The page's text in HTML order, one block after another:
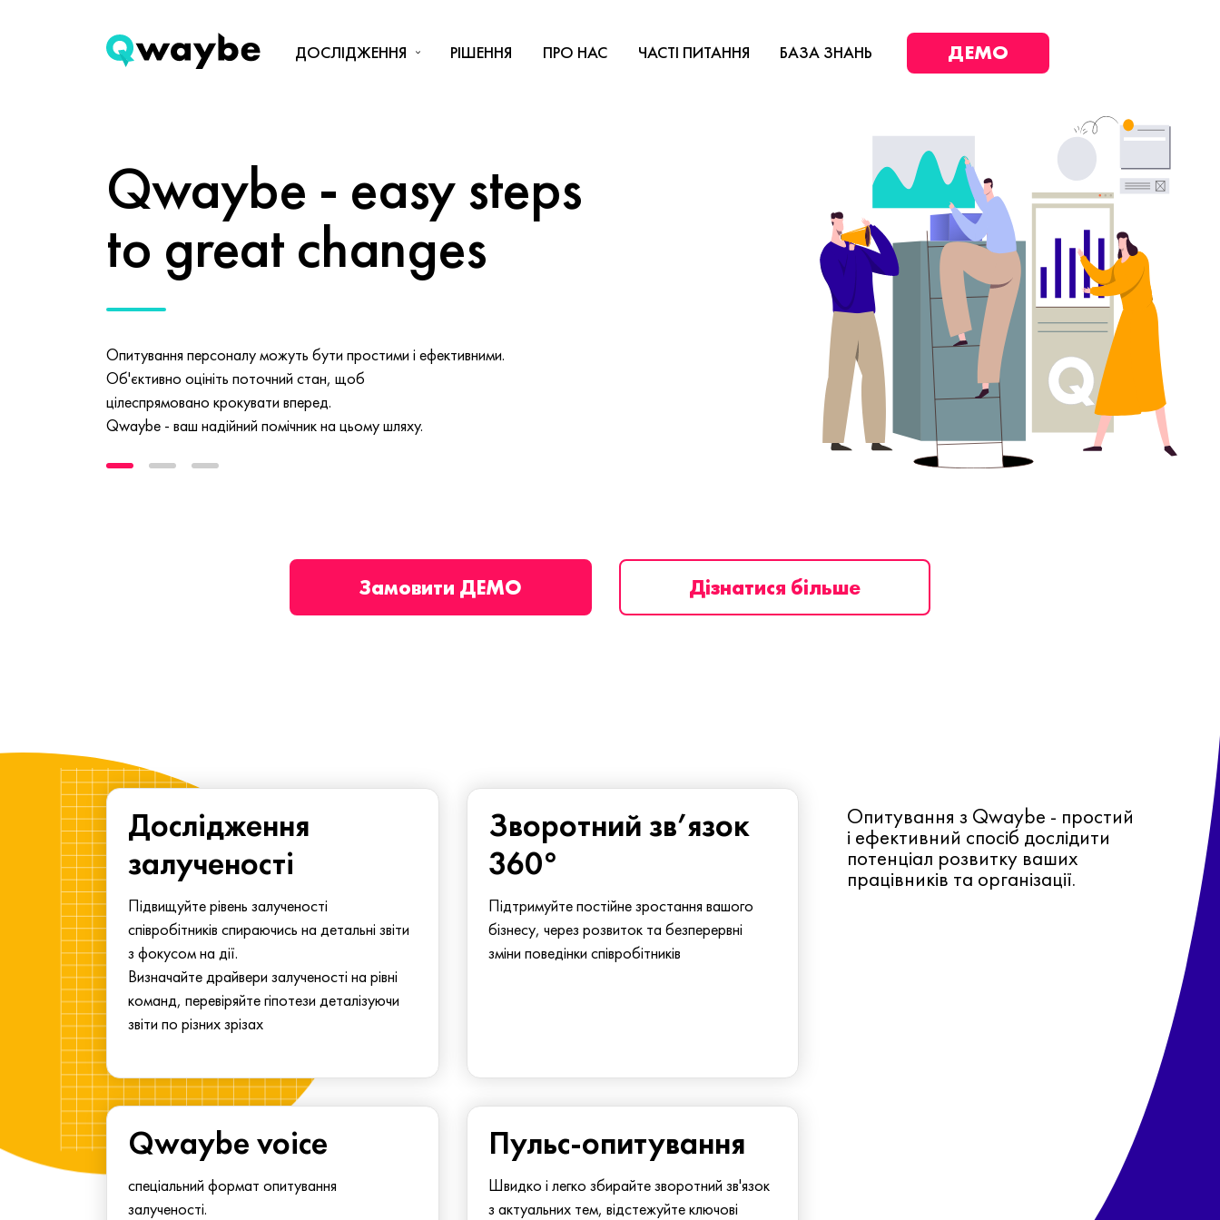
ДОСЛІДЖЕННЯ РІШЕННЯ ПРО НАС ЧАСТІ ПИТАННЯ БАЗА ЗНАНЬ ДЕМО
Qwaybe - easy steps
to great changes
Опитування персоналу можуть бути простими і ефективними.
Об'єктивно оцініть поточний стан, щоб
цілеспрямовано крокувати вперед.
Qwaybe - ваш надійний помічник на цьому шляху.
Замовити ДЕМО Дізнатися більше
Дослідження
залученості
Підвищуйте рівень залученості
співробітників спираючись на детальні звіти
з фокусом на дії.
Визначайте драйвери залученості на рівні
команд, перевіряйте гіпотези деталізуючи
звіти по різних зрізах
Зворотний зв’язок
360°
Підтримуйте постійне зростання вашого
бізнесу, через розвиток та безперервні
зміни поведінки співробітників
Опитування з Qwaybe - простий
і ефективний спосіб дослідити
потенціал розвитку ваших
працівників та організації.
Qwaybe voice
спеціальний формат опитування
залученості.
Пульс-опитування
Швидко і легко збирайте зворотний зв'язок
з актуальних тем, відстежуйте ключові